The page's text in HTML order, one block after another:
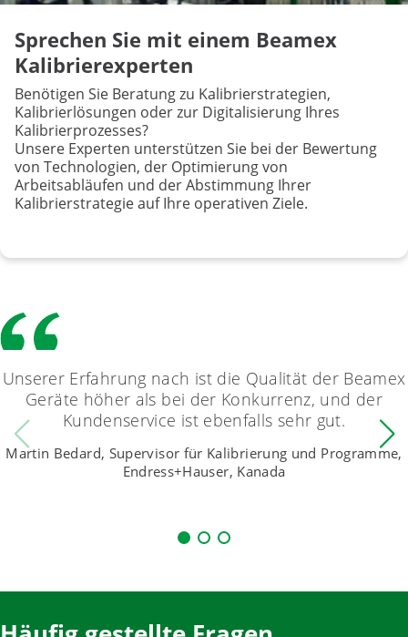
Sprechen Sie mit einem Beamex
Kalibrierexperten
Benötigen Sie Beratung zu Kalibrierstrategien,
Kalibrierlösungen oder zur Digitalisierung Ihres
Kalibrierprozesses?
Unsere Experten unterstützen Sie bei der Bewertung
von Technologien, der Optimierung von
Arbeitsabläufen und der Abstimmung Ihrer
Kalibrierstrategie auf Ihre operativen Ziele.
Unserer Erfahrung nach ist die Qualität der Beamex
Geräte höher als bei der Konkurrenz, und der
Kundenservice ist ebenfalls sehr gut.
Martin Bedard, Supervisor für Kalibrierung und Programme,
Endress+Hauser, Kanada